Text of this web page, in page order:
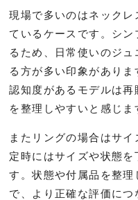
現場で多いのはネック
ているケースです。シ
るため、日常使いのジ
る方が多い印象があり
認知度があるモデルは
を整理しやすいと感じま
またリングの場合はサ
定時にはサイズや状態
す。状態や付属品を整理
で、より正確な評価につ